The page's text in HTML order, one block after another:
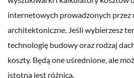
internetowych prowadzonych przez
architektoniczne. Jeśli wybierzesz
technologię budowy oraz rodzaj
koszty. Będą one uśrednione, ale
istotna jest różnica.